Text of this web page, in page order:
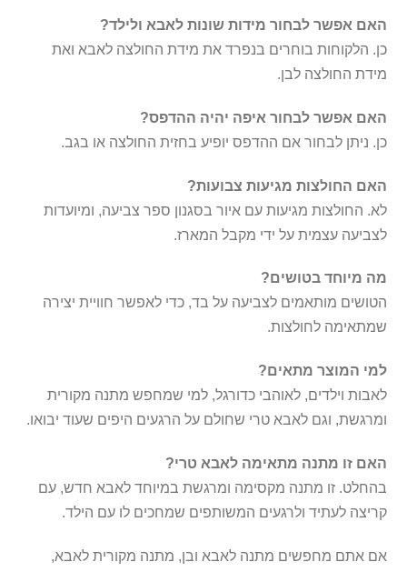
האם אפשר לבחור מידות שונות לאבא ולילד?
כן. הלקוחות בוחרים בנפרד את מידת החולצה לאבא ואת
מידת החולצה לבן.
האם אפשר לבחור איפה יהיה ההדפס?
כן. ניתן לבחור אם ההדפס יופיע בחזית החולצה או בגב.
האם החולצות מגיעות צבועות?
לא. החולצות מגיעות עם איור בסגנון ספר צביעה, ומיועדות
לצביעה עצמית על ידי מקבל המארז.
מה מיוחד בטושים?
הטושים מותאמים לצביעה על בד, כדי לאפשר חוויית יצירה
שמתאימה לחולצות.
למי המוצר מתאים?
לאבות וילדים, לאוהבי כדורגל, למי שמחפש מתנה מקורית
ומרגשת, וגם לאבא טרי שחולם על הרגעים היפים שעוד יבואו.
האם זו מתנה מתאימה לאבא טרי?
בהחלט. זו מתנה מקסימה ומרגשת במיוחד לאבא חדש, עם
קריצה לעתיד ולרגעים המשותפים שמחכים לו עם הילד.
אם אתם מחפשים מתנה לאבא ובן, מתנה מקורית לאבא,